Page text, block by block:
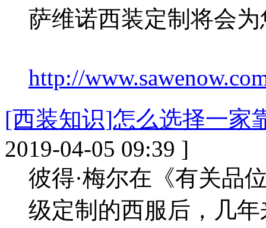
萨维诺西装定制将会
http://
[西装知识]怎么选择一家
2019-04-05 09:39 ]
彼得·梅尔在《有关品
级定制的西服后，几